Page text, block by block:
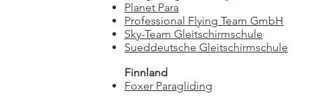
Planet Para
Professional Flying Team GmbH
Sky-Team Gleitschirmschule
Sueddeutsche Gleitschirmschule
Finnland
Foxer Paragliding